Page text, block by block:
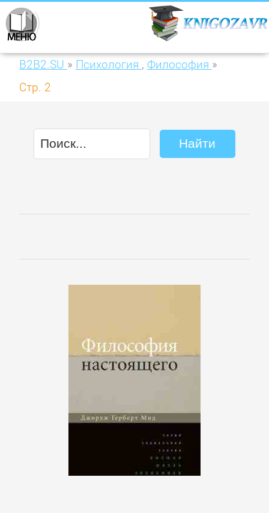
B2B2.SU » Психология , Философия »
Стр. 2